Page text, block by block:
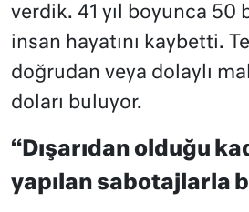
verdik. 41 yıl boyunca 50
insan hayatını kaybetti.
doğrudan veya dolaylı
doları buluyor.
“Dışarıdan olduğu
yapılan sabotajlarla